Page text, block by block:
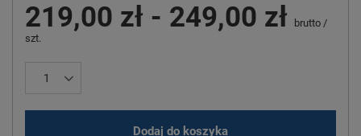
219,00 zł - 249,00 zł brutto /
szt.
Dodaj do koszyka